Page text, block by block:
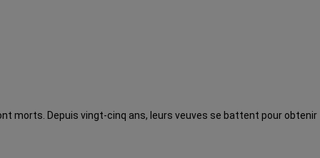
morts. Depuis vingt-cinq ans, leurs veuves se battent pour obtenir